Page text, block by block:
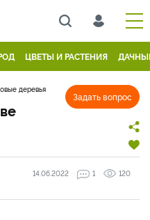
ЦВЕТЫ И РАСТЕНИЯ
Задать вопрос
деревья
14.06.2022 1 120